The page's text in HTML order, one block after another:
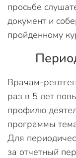
просьбе
документ и
пройденному
Врачам-
раз в 5 лет
профилю
программы
Для
за отчетный